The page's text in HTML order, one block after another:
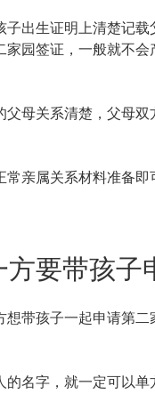
出生证明上清楚记载
园签证，一般就不
母关系清楚，父母
亲属关系材料准备即
要带孩子
带孩子一起申请第
名字，就一定可以单